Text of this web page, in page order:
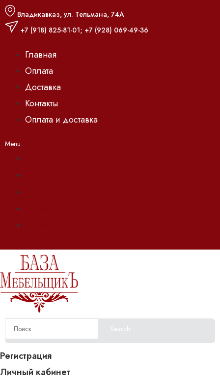
Владикавказ, ул. Тельмана, 74А
+7 (918) 825-81-01; +7 (928) 069-49-36
Главная
Оплата
Доставка
Контакты
Оплата и доставка
Menu
Search
Регистрация
Личный кабинет